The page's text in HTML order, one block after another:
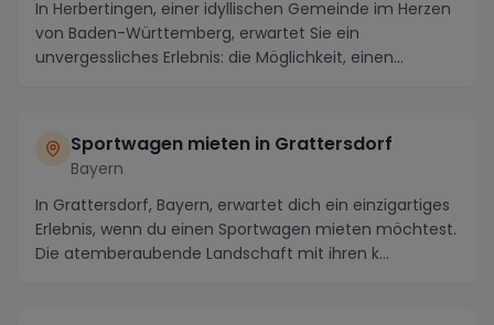
In Herbertingen, einer idyllischen Gemeinde im Herzen
von Baden-Württemberg, erwartet Sie ein
unvergessliches Erlebnis: die Möglichkeit, einen
Sportwagen mieten in Grattersdorf
Bayern
In Grattersdorf, Bayern, erwartet dich ein einzigartiges
Erlebnis, wenn du einen Sportwagen mieten möchtest.
Die atemberaubende Landschaft mit ihren k...